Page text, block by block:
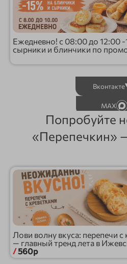
Ежедневно! с 08:00 до 12:00 -
сырники и блинчики по
Вконтакте
MAX
Попробуйте
«Перепечкин»
Лови волну вкуса: перепечи с
— главный тренд лета в
/560р